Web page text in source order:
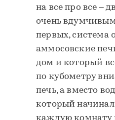
на все про все –
очень
первых, система
аммосовские
дом и который
по кубометру
печь, а вместо
который начинал